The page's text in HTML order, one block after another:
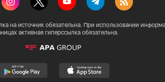
на источник обязательна. При использовании
активная гиперссылка обязательна.